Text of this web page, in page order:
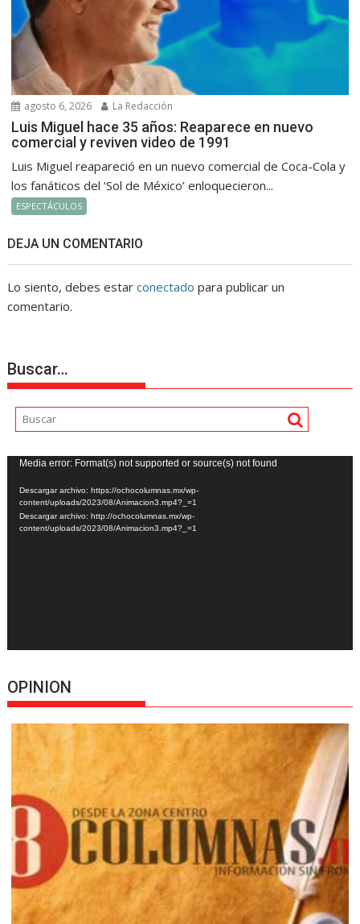
agosto 6, 2026 La Redacción
Luis Miguel hace 35 años: Reaparece en nuevo
comercial y reviven video de 1991
Luis Miguel reapareció en un nuevo comercial de Coca-Cola y
los fanáticos del ‘Sol de México’ enloquecieron...
ESPECTÁCULOS
DEJA UN COMENTARIO
Lo siento, debes estarconectado para publicar un
comentario.
Buscar…
Reproductor
de
vídeo
Media error: Format(s) not supported or source(s) not found
Descargar archivo: https://ochocolumnas.mx/wp-
content/uploads/2023/08/Animacion3.mp4?_=1
Descargar archivo: http://ochocolumnas.mx/wp-
content/uploads/2023/08/Animacion3.mp4?_=1
OPINION